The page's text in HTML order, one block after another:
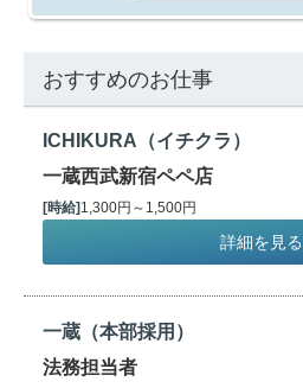
おすすめのお仕事
ICHIKURA（イチクラ）
一蔵西武新宿ペペ店
[時給] 1,300円～1,500円
詳細を見る
一蔵（本部採用）
法務担当者